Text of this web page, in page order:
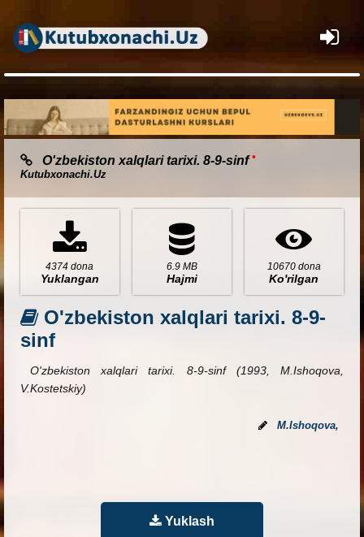
×
O'zbekiston xalqlari tarixi. 8-9-sinf•
Kutubxonachi.Uz
4374 dona
Yuklangan
6.9 MB
Hajmi
10670 dona
Ko'rilgan
O'zbekiston xalqlari tarixi. 8-9-
sinf
O'zbekiston xalqlari tarixi. 8-9-sinf (1993, M.Ishoqova,
V.Kostetskiy)
M.Ishoqova,
Yuklash